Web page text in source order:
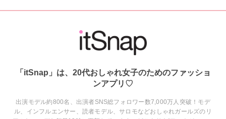
「itSnap」は、20代おしゃれ女子のためのファッショ
ンアプリ♡
出演モデル約800名、出演者SNS総フォロワー数7,000万人突破！モデ
ル、インフルエンサー、読者モデル、サロモなどおしゃれガールズのリ